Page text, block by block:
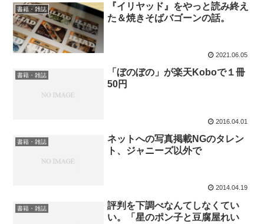
書籍・雑誌
『イリヤッド』をやっと読み終え
た＆焼きそばバゴーンの話。
2021.06.05
書籍・雑誌
「ぼのぼの」が楽天Koboで１冊
50円
2016.04.01
書籍・雑誌
ネットへの写真掲載NGのタレン
ト、ジャニーズ以外で
2014.04.19
書籍・雑誌
評判を下調べなんてしなくてい
い。「星のポン子と豆腐屋れい